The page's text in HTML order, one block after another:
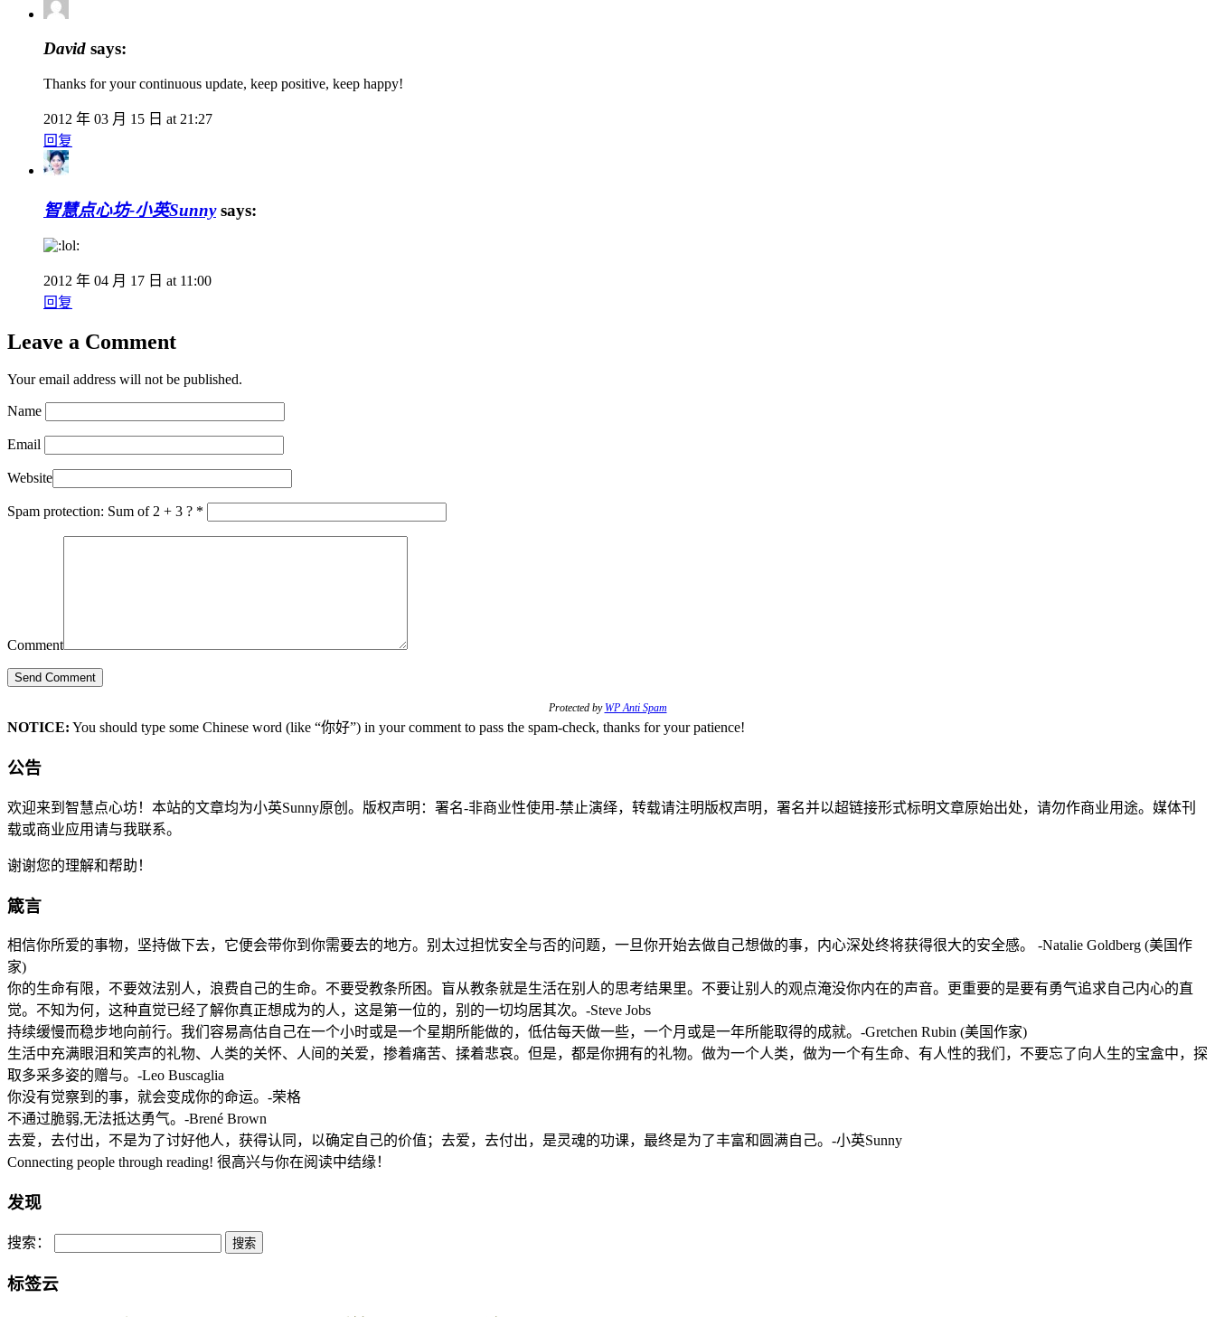
David says:
Thanks for your continuous update, keep positive, keep happy!
2012 年 03 月 15 日 at 21:27
回复
智慧点心坊-小英Sunny says:
2012 年 04 月 17 日 at 11:00
回复
Leave a Comment
Your email address will not be published.
Name
Email
Website
Spam protection: Sum of 2 + 3 ? *
Comment
Protected by WP Anti Spam
NOTICE: You should type some Chinese word (like “你好”) in your comment to pass the spam-check, thanks for your patience!
公告
欢迎来到智慧点心坊！本站的文章均为小英Sunny原创。版权声明：署名-非商业性使用-禁止演绎，转载请注明版权声明，署名并以超链接形式标明文章原始出处，请勿作商业用途。媒体刊
载或商业应用请与我联系。
谢谢您的理解和帮助！
箴言
相信你所爱的事物，坚持做下去，它便会带你到你需要去的地方。别太过担忧安全与否的问题，一旦你开始去做自己想做的事，内心深处终将获得很大的安全感。 -Natalie Goldberg (美国作
家)
你的生命有限，不要效法别人，浪费自己的生命。不要受教条所困。盲从教条就是生活在别人的思考结果里。不要让别人的观点淹没你内在的声音。更重要的是要有勇气追求自己内心的直
觉。不知为何，这种直觉已经了解你真正想成为的人，这是第一位的，别的一切均居其次。-Steve Jobs
持续缓慢而稳步地向前行。我们容易高估自己在一个小时或是一个星期所能做的，低估每天做一些，一个月或是一年所能取得的成就。-Gretchen Rubin (美国作家)
生活中充满眼泪和笑声的礼物、人类的关怀、人间的关爱，掺着痛苦、揉着悲哀。但是，都是你拥有的礼物。做为一个人类，做为一个有生命、有人性的我们，不要忘了向人生的宝盒中，探
取多采多姿的赠与。-Leo Buscaglia
你没有觉察到的事，就会变成你的命运。-荣格
不通过脆弱,无法抵达勇气。-Brené Brown
去爱，去付出，不是为了讨好他人，获得认同，以确定自己的价值；去爱，去付出，是灵魂的功课，最终是为了丰富和圆满自己。-小英Sunny
Connecting people through reading! 很高兴与你在阅读中结缘！
发现
搜索：
标签云